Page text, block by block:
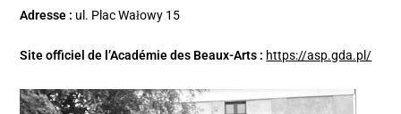
Adresse : ul. Plac Wałowy 15
Site officiel de l’Académie des Beaux-Arts : https://asp.gda.pl/